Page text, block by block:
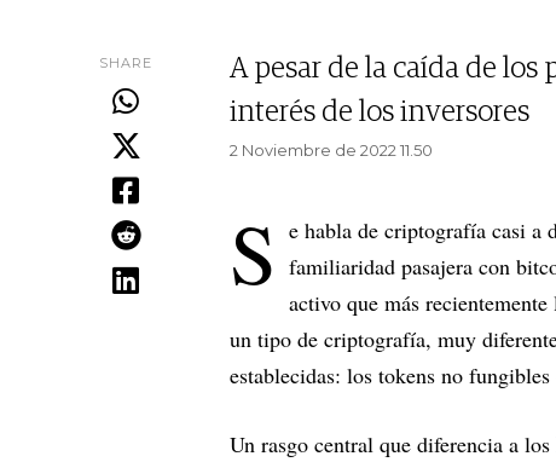
SHARE
A pesar de la caída de los
interés de los inversores
2 Noviembre de 2022 11.50
S e habla de criptografía casi a
familiaridad pasajera con
activo que más
un tipo de criptografía, muy
establecidas: los tokens no
Un rasgo central que diferencia a los